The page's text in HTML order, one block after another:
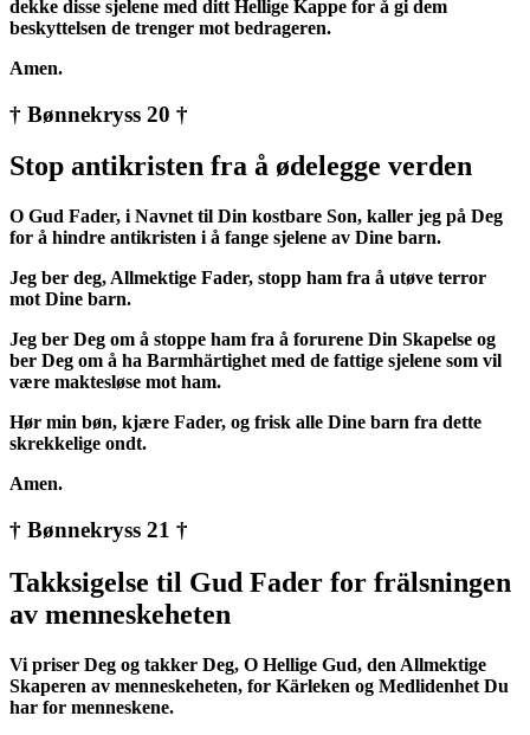
dekke disse sjelene med ditt Hellige Kappe for å gi dem
beskyttelsen de trenger mot bedrageren.
Amen.
† Bønnekryss 20 †
Stop antikristen fra å ødelegge verden
O Gud Fader, i Navnet til Din kostbare Son, kaller jeg på Deg
for å hindre antikristen i å fange sjelene av Dine barn.
Jeg ber deg, Allmektige Fader, stopp ham fra å utøve terror
mot Dine barn.
Jeg ber Deg om å stoppe ham fra å forurene Din Skapelse og
ber Deg om å ha Barmhärtighet med de fattige sjelene som vil
være maktesløse mot ham.
Hør min bøn, kjære Fader, og frisk alle Dine barn fra dette
skrekkelige ondt.
Amen.
† Bønnekryss 21 †
Takksigelse til Gud Fader for frälsningen
av menneskeheten
Vi priser Deg og takker Deg, O Hellige Gud, den Allmektige
Skaperen av menneskeheten, for Kärleken og Medlidenhet Du
har for menneskene.